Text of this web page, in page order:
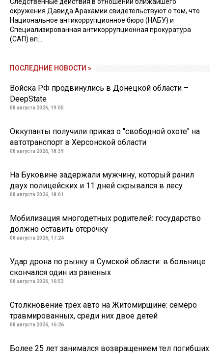
Следственные действия в отношении ближайшего
окружения Давида Арахамии свидетельствуют о том, что
Национальное антикоррупционное бюро (НАБУ) и
Специализированная антикоррупционная прокуратура
(САП) вп...
ПОСЛЕДНИЕ НОВОСТИ »
Войска РФ продвинулись в Донецкой области –
DeepState
08 августа 2026, 19:05
Оккупанты получили приказ о "свободной охоте" на
автотранспорт в Херсонской области
08 августа 2026, 18:39
На Буковине задержали мужчину, который ранил
двух полицейских и 11 дней скрывался в лесу
08 августа 2026, 18:01
Мобилизация многодетных родителей: государство
должно оставить отсрочку
08 августа 2026, 17:24
Удар дрона по рынку в Сумской области: в больнице
скончался один из раненых
08 августа 2026, 16:53
Столкновение трех авто на Житомирщине: семеро
травмированных, среди них двое детей
08 августа 2026, 16:26
Более 25 лет занимался возвращением тел погибших